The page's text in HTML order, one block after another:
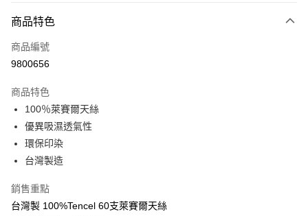
信用卡一次付款
超商取貨付款
Apple Pay
悠遊付
Google Pay
AFTEE先享後付
相關說明
商品特色
商品編號
9800656
商品特色
100％萊賽爾天絲
優異吸濕透氣性
環保印染
台灣製造
銷售重點
台灣製 100%Tencel 60支萊賽爾天絲